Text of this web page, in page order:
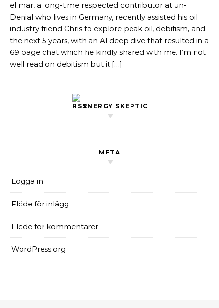
el mar, a long-time respected contributor at un-
Denial who lives in Germany, recently assisted his oil
industry friend Chris to explore peak oil, debitism, and
the next 5 years, with an AI deep dive that resulted in a
69 page chat which he kindly shared with me. I’m not
well read on debitism but it […]
ENERGY SKEPTIC
META
Logga in
Flöde för inlägg
Flöde för kommentarer
WordPress.org